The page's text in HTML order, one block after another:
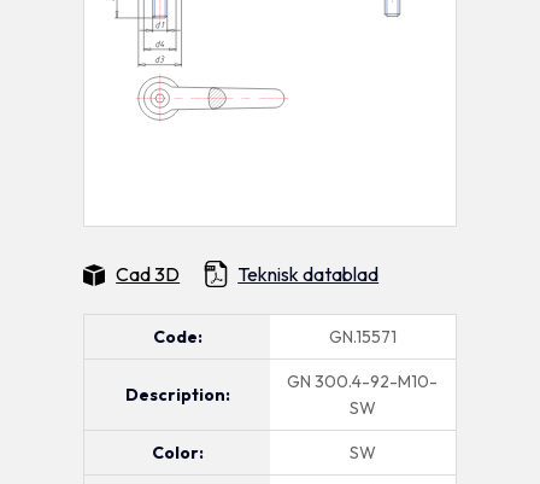
Code: GN.15571
Description:
GN 300.4-92-M10-
SW
Color: SW
Cad 3D Teknisk datablad